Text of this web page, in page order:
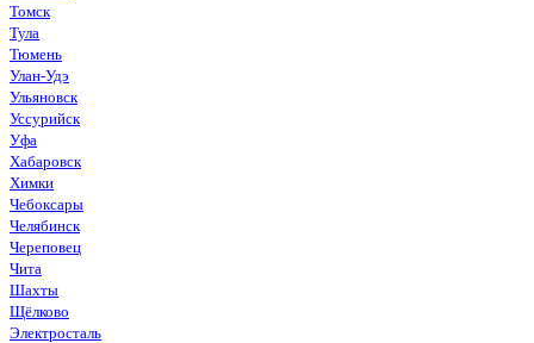
Томск
Тула
Тюмень
Улан-Удэ
Ульяновск
Уссурийск
Уфа
Хабаровск
Химки
Чебоксары
Челябинск
Череповец
Чита
Шахты
Щёлково
Электросталь